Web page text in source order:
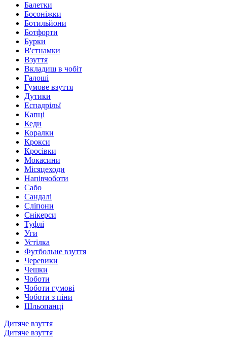
Балетки
Босоніжки
Ботильйони
Ботфорти
Бурки
В'єтнамки
Взуття
Вкладиш в чобіт
Галоші
Гумове взуття
Дутики
Еспадрільї
Капці
Кеди
Коралки
Крокси
Кросівки
Мокасини
Місяцеходи
Напівчоботи
Сабо
Сандалі
Сліпони
Снікерси
Туфлі
Уги
Устілка
Футбольне взуття
Черевики
Чешки
Чоботи
Чоботи гумові
Чоботи з піни
Шльопанці
Дитяче взуття
Дитяче взуття